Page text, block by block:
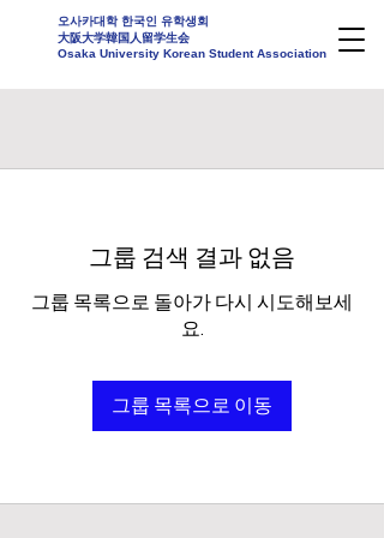
오사카대학 한국인 유학생회
大阪大学韓国人留学生会
Osaka University Korean Student Association
그룹 검색 결과 없음
그룹 목록으로 돌아가 다시 시도해보세
요.
그룹 목록으로 이동